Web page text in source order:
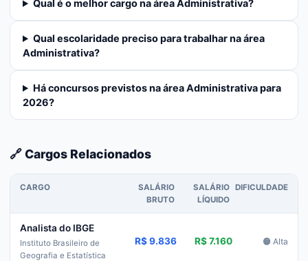
Qual é o melhor cargo na área Administrativa?
Qual escolaridade preciso para trabalhar na área
Administrativa?
Há concursos previstos na área Administrativa para
2026?
🔗 Cargos Relacionados
CARGO
SALÁRIO
BRUTO
SALÁRIO
LÍQUIDO
DIFICULDADE
Analista do IBGE
Instituto Brasileiro de
Geografia e Estatística
R$ 9.836 R$ 7.160 🟠 Alta